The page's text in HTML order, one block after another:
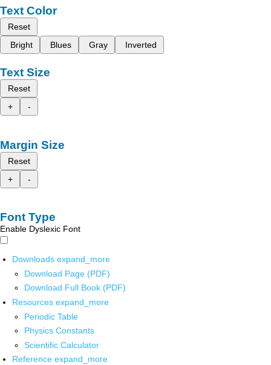
Text Color
Reset
Bright
Blues Gray Inverted
Text Size
Reset
+
-
Margin Size
Reset
+
-
Font Type
Enable Dyslexic Font
Downloads expand_more
Download Page (PDF)
Download Full Book (PDF)
Resources expand_more
Periodic Table
Physics Constants
Scientific Calculator
Reference expand_more